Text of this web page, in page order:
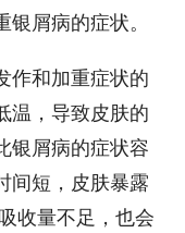
屑病的症状。
作和加重症状的
温，导致皮肤的
银屑病的症状容
间短，皮肤暴露
收量不足，也会